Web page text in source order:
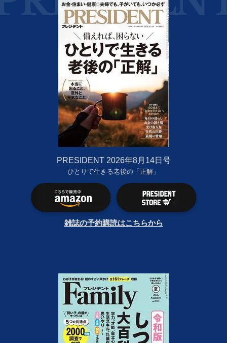
PRESIDENT 2026年8月14日号
ひとりで生きる老後の「正解」
雑誌の予約購読はこちらから